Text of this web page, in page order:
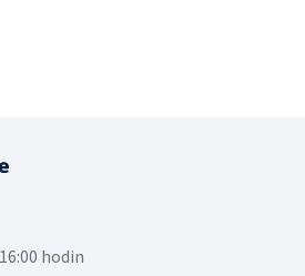
hodin